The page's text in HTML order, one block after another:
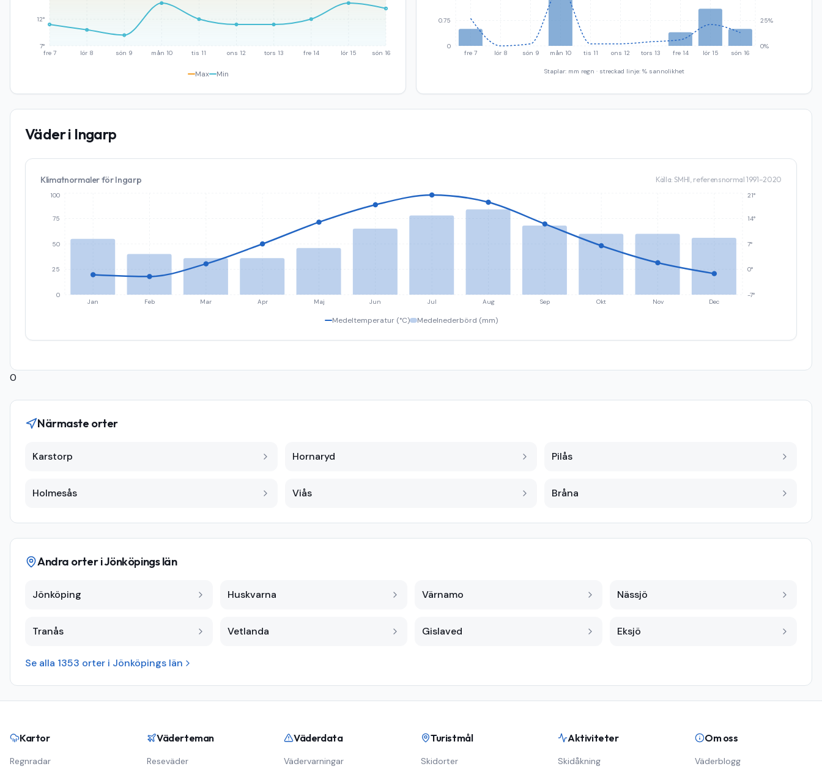
fre 7 lör 8 sön 9 mån 10 tis 11 ons 12 tors 13 fre 14 lör 15 sön 16
7°
12°
Max Min
fre 7 lör 8 sön 9 mån 10 tis 11 ons 12 tors 13 fre 14 lör 15 sön 16
0
0.75
0%
25%
Staplar: mm regn · streckad linje: % sannolikhet
Väder i Ingarp
Klimatnormaler förIngarp Källa: SMHI, referensnormal 1991–2020
Jan Feb Mar Apr Maj Jun Jul Aug Sep Okt Nov Dec
0
25
50
75
100
-7°
0°
7°
14°
21°
Medeltemperatur (°C) Medelnederbörd (mm)
0
Närmaste orter
Karstorp Hornaryd Pilås
Holmesås Viås Bråna
Andra orter iJönköpings län
Jönköping Huskvarna Värnamo Nässjö
Tranås Vetlanda Gislaved Eksjö
Se alla 1353 orter i Jönköpings län
Kartor
Regnradar
Väderteman
Reseväder
Väderdata
Vädervarningar
Turistmål
Skidorter
Aktiviteter
Skidåkning
Om oss
Väderblogg